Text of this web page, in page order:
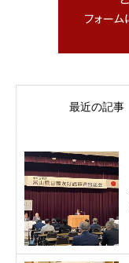
最近の記事